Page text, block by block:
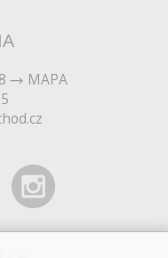
MAPA